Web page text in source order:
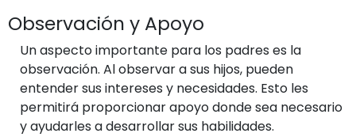
Observación y Apoyo
Un aspecto importante para los padres es la
observación. Al observar a sus hijos, pueden
entender sus intereses y necesidades. Esto les
permitirá proporcionar apoyo donde sea necesario
y ayudarles a desarrollar sus habilidades.